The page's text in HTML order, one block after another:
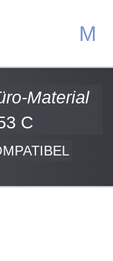
M
Material
C